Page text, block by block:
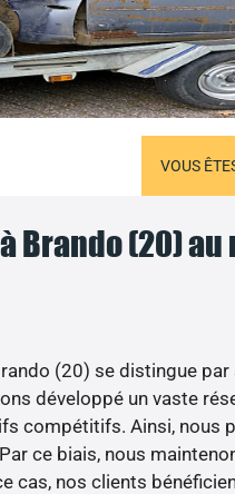
VOUS
Brando (20)
(20) se distingue
développé un vaste
compétitifs. Ainsi, nous
ce biais, nous
cas, nos clients